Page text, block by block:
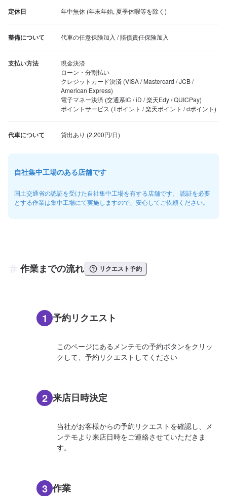
定休日 年中無休 (年末年始, 夏季休暇等を除く)
整備について 代車の任意保険加入 / 賠償責任保険加入
支払い方法
現金決済
ローン・分割払い
クレジットカード決済 (VISA / Mastercard / JCB /
American Express)
電子マネー決済 (交通系IC / iD / 楽天Edy / QUICPay)
ポイントサービス (Tポイント / 楽天ポイント / dポイント)
代車について
自社集中工場のある店舗です
国土交通省の認証を受けた自社集中工場を有する店舗です。 認証を必要
とする作業は集中工場にて実施しますので、安心してご依頼ください。
作業までの流れ リクエスト予約
1 予約リクエスト
このページにあるメンテモの予約ボタンをクリッ
クして、予約リクエストしてください
2 来店日時決定
当社がお客様からの予約リクエストを確認し、メ
ンテモより来店日時をご連絡させていただきま
す。
3 作業